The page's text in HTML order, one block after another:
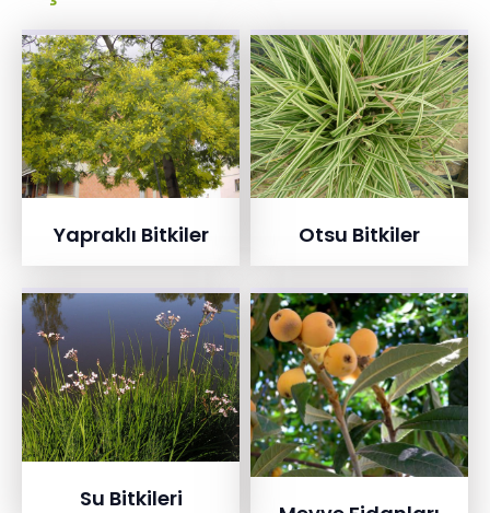
Yapraklı Bitkiler Otsu Bitkiler
Su Bitkileri